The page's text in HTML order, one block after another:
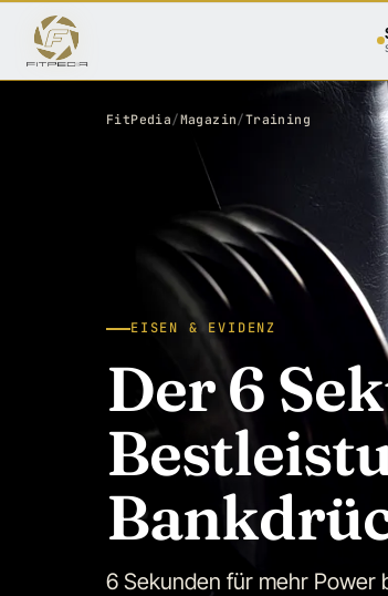
FitPedia/Magazin/Training
EISEN & EVIDENZ
Der 6
6 Sekunden für mehr Power